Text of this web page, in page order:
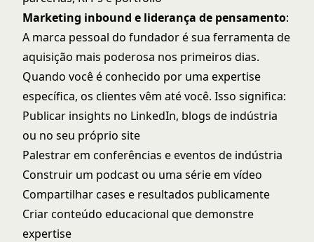
Marketing inbound e liderança de pensamento:
A marca pessoal do fundador é sua ferramenta de
aquisição mais poderosa nos primeiros dias.
Quando você é conhecido por uma expertise
específica, os clientes vêm até você. Isso significa:
Publicar insights no LinkedIn, blogs de indústria
ou no seu próprio site
Palestrar em conferências e eventos de indústria
Construir um podcast ou uma série em vídeo
Compartilhar cases e resultados publicamente
Criar conteúdo educacional que demonstre
expertise